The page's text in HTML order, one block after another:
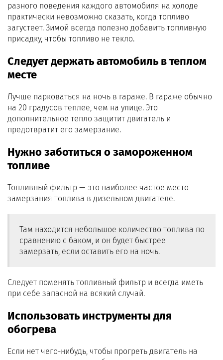
разного поведения каждого автомобиля на холоде
практически невозможно сказать, когда топливо
загустеет. Зимой всегда полезно добавить топливную
присадку, чтобы топливо не текло.
Следует держать автомобиль в теплом
месте
Лучше парковаться на ночь в гараже. В гараже обычно
на 20 градусов теплее, чем на улице. Это
дополнительное тепло защитит двигатель и
предотвратит его замерзание.
Нужно заботиться о замороженном
топливе
Топливный фильтр — это наиболее частое место
замерзания топлива в дизельном двигателе.
Там находится небольшое количество топлива по
сравнению с баком, и он будет быстрее
замерзать, если оставить его на ночь.
Следует поменять топливный фильтр и всегда иметь
при себе запасной на всякий случай.
Использовать инструменты для
обогрева
Если нет чего-нибудь, чтобы прогреть двигатель на